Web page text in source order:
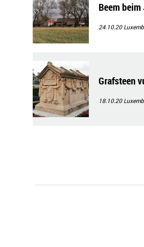
Beem
24.10.20
Grafsteen
18.10.20